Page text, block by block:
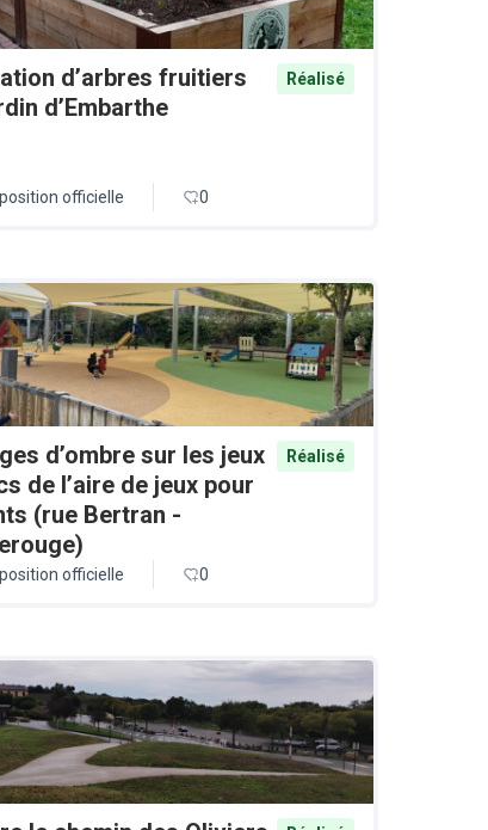
d’arbres fruitiers
d’Embarthe
Réalisé
officielle 0
d’ombre sur les jeux
de l’aire de jeux pour
(rue Bertran -
Réalisé
officielle 0